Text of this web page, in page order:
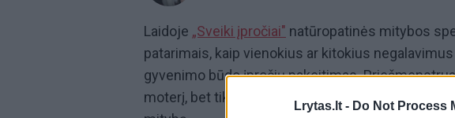
Lrytas.lt - Do Not Process
Laidoje „Sveiki įpročiai" natūropatinės mitybos
patarimais, kaip vienokius ar kitokius
gyvenimo būdo įpročių pakeitimas.
moterį, bet tik nedaugelis žino, kad savo